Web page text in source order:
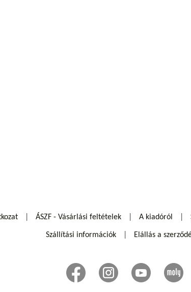
ÁSZF - Vásárlási feltételek A kiadóról
Szállítási információk Elállás a